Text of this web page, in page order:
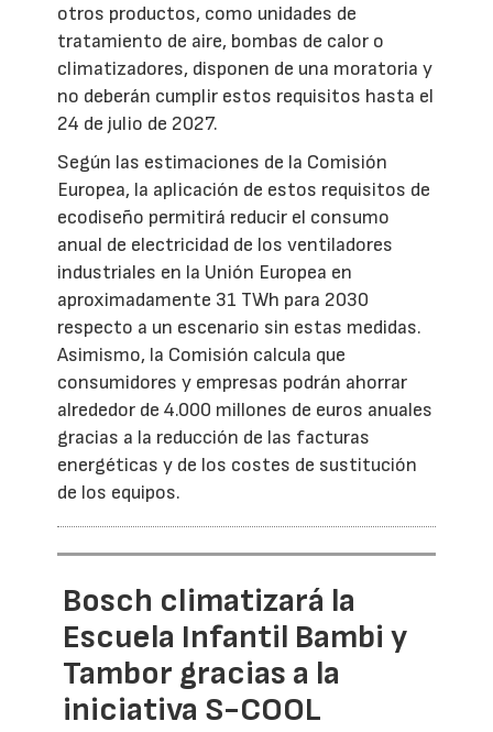
otros productos, como unidades de
tratamiento de aire, bombas de calor o
climatizadores, disponen de una moratoria y
no deberán cumplir estos requisitos hasta el
24 de julio de 2027.
Según las estimaciones de la Comisión
Europea, la aplicación de estos requisitos de
ecodiseño permitirá reducir el consumo
anual de electricidad de los ventiladores
industriales en la Unión Europea en
aproximadamente 31 TWh para 2030
respecto a un escenario sin estas medidas.
Asimismo, la Comisión calcula que
consumidores y empresas podrán ahorrar
alrededor de 4.000 millones de euros anuales
gracias a la reducción de las facturas
energéticas y de los costes de sustitución
de los equipos.
Bosch climatizará la
Escuela Infantil Bambi y
Tambor gracias a la
iniciativa S-COOL